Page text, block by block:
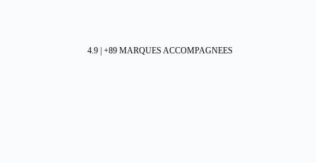
4.9 | +89 MARQUES ACCOMPAGNEES